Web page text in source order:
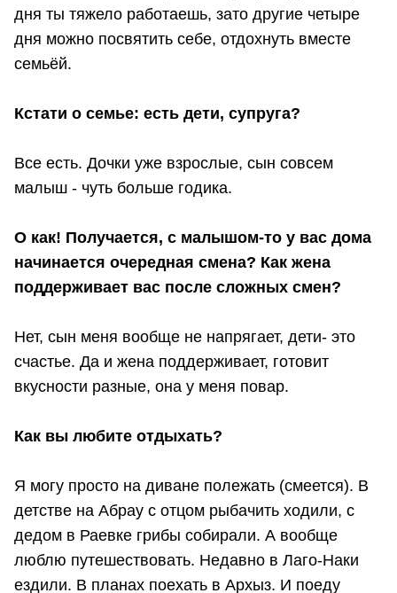
дня ты тяжело работаешь, зато другие четыре
дня можно посвятить себе, отдохнуть вместе
семьёй.
Кстати о семье: есть дети, супруга?
Все есть. Дочки уже взрослые, сын совсем
малыш - чуть больше годика.
О как! Получается, с малышом-то у вас дома
начинается очередная смена? Как жена
поддерживает вас после сложных смен?
Нет, сын меня вообще не напрягает, дети- это
счастье. Да и жена поддерживает, готовит
вкусности разные, она у меня повар.
Как вы любите отдыхать?
Я могу просто на диване полежать (смеется). В
детстве на Абрау с отцом рыбачить ходили, с
дедом в Раевке грибы собирали. А вообще
люблю путешествовать. Недавно в Лаго-Наки
ездили. В планах поехать в Архыз. И поеду